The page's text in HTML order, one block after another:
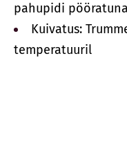
pahupidi
Kuivatus:
temperatuuril